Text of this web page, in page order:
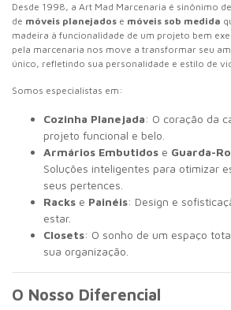
Desde 1998, a Art Mad Marcenaria é sinônimo
de móveis planejados e móveis sob medida
madeira à funcionalidade de um projeto bem
pela marcenaria nos move a transformar seu
único, refletindo sua personalidade e estilo de
Somos especialistas em:
Cozinha Planejada: O coração da
projeto funcional e belo.
Armários Embutidos e Guarda-
Soluções inteligentes para otimizar
seus pertences.
Racks e Painéis: Design e
estar.
Closets: O sonho de um espaço
sua organização.
O Nosso Diferencial